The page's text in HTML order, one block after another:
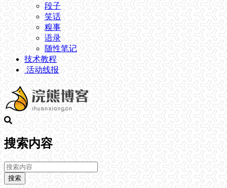
段子
笑话
糗事
语录
随性笔记
技术教程
活动线报
搜索内容
搜索